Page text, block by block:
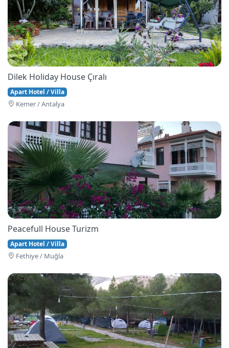
Dilek Holiday House Çıralı
Apart Hotel / Villa
Kemer / Antalya
Peacefull House Turizm
Apart Hotel / Villa
Fethi̇ye / Muğla